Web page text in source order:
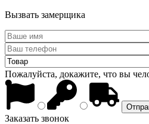
Вызвать замерщика
Пожалуйста, докажите, что вы
Заказать звонок